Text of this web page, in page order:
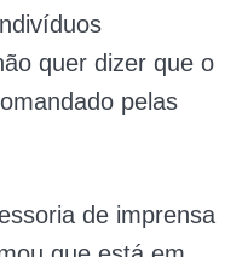
quer dizer que o
pelas
de imprensa